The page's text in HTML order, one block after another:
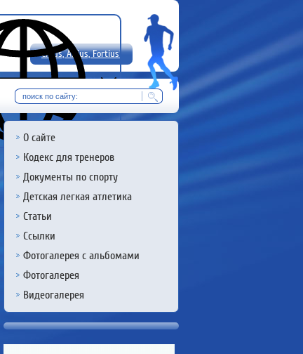
Citius, Altius, Fortius!
RU
О сайте
Кодекс для тренеров
Документы по спорту
Детская легкая атлетика
Статьи
Ссылки
Фотогалерея с альбомами
Фотогалерея
Видеогалерея